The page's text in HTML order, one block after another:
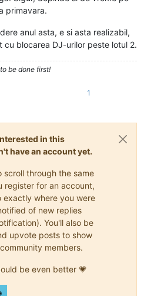
primavara.
anul asta, e si asta realizabil,
blocarea DJ-urilor peste lotul 2.
be done first!
1
in this
have an account yet.
through the same
register for an account,
where you were
of new replies
You'll also be
upvote posts to show
members.
be even better 💗